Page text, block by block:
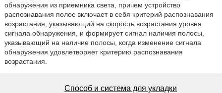
обнаружения из приемника света, причем устройство
распознавания полос включает в себя критерий распознавания
возрастания, указывающий на скорость возрастания уровня
сигнала обнаружения, и формирует сигнал наличия полосы,
указывающий на наличие полосы, когда изменение сигнала
обнаружения удовлетворяет критерию распознавания
возрастания.
Способ и система для укладки